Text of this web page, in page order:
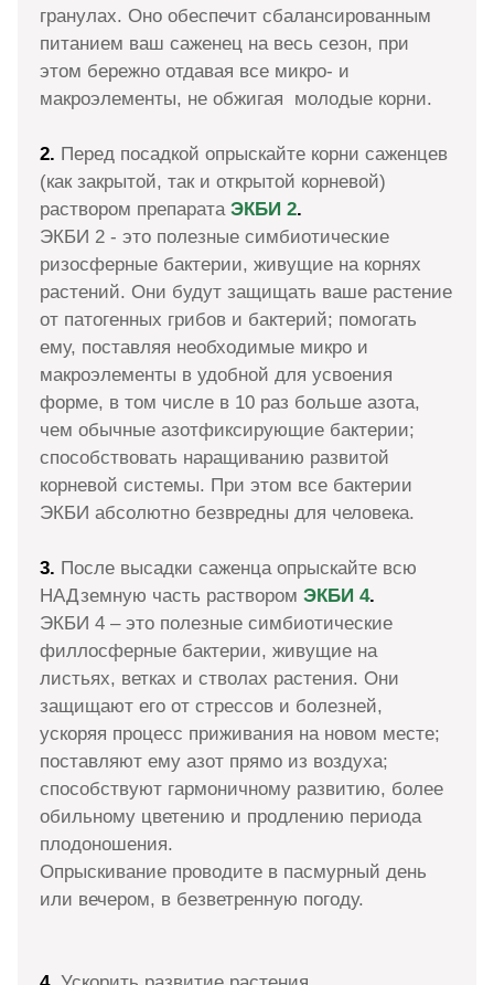
гранулах. Оно обеспечит сбалансированным
питанием ваш саженец на весь сезон, при
этом бережно отдавая все микро- и
макроэлементы, не обжигая молодые корни.
2. Перед посадкой опрыскайте корни саженцев
(как закрытой, так и открытой корневой)
раствором препарата ЭКБИ 2.
ЭКБИ 2 - это полезные симбиотические
ризосферные бактерии, живущие на корнях
растений. Они будут защищать ваше растение
от патогенных грибов и бактерий; помогать
ему, поставляя необходимые микро и
макроэлементы в удобной для усвоения
форме, в том числе в 10 раз больше азота,
чем обычные азотфиксирующие бактерии;
способствовать наращиванию развитой
корневой системы. При этом все бактерии
ЭКБИ абсолютно безвредны для человека.
3. После высадки саженца опрыскайте всю
НАДземную часть раствором ЭКБИ 4.
ЭКБИ 4 – это полезные симбиотические
филлосферные бактерии, живущие на
листьях, ветках и стволах растения. Они
защищают его от стрессов и болезней,
ускоряя процесс приживания на новом месте;
поставляют ему азот прямо из воздуха;
способствуют гармоничному развитию, более
обильному цветению и продлению периода
плодоношения.
Опрыскивание проводите в пасмурный день
или вечером, в безветренную погоду.